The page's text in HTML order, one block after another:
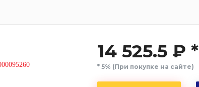
14 525.5 ₽ *
* 5% (При покупке на сайте)